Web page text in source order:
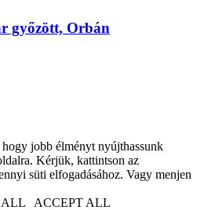
győzött, Orbán
jobb élményt nyújthassunk
Kérjük, kattintson az
süti elfogadásához. Vagy menjen
ALL ACCEPT ALL